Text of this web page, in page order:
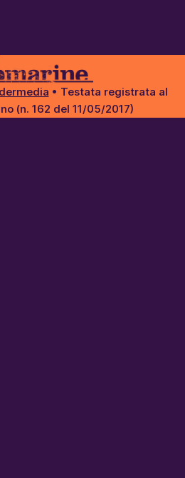
blindare le chat di Delmastro,
• Testata registrata al
(n. 162 del 11/05/2017)